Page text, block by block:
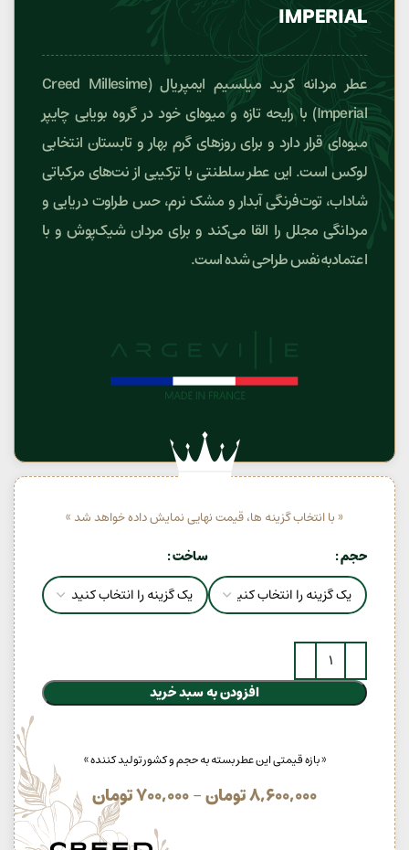
IMPERIAL
عطر مردانه کرید میلسیم ایمپریال (Creed Millesime
Imperial) با رایحه تازه و میوه‌ای خود در گروه بویایی چایپر
میوه‌ای قرار دارد و برای روزهای گرم بهار و تابستان انتخابی
لوکس است. این عطر سلطنتی با ترکیبی از نت‌های مرکباتی
شاداب، توت‌فرنگی آبدار و مشک نرم، حس طراوت دریایی و
مردانگی مجلل را القا می‌کند و برای مردان شیک‌پوش و با
اعتمادبه‌نفس طراحی شده است.
« با انتخاب گزینه ها، قیمت نهایی نمایش داده خواهد شد »
حجم ساخت
افزودن به سبد خرید
« بازه قیمتی این عطر بسته به حجم و کشور تولید کننده »
8,600,000تومان–
700,000تومان